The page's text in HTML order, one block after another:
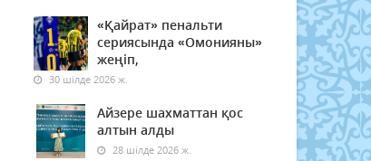
«Қайрат» пенальти
сериясында «Омонияны»
жеңіп,
30 шілде 2026 ж.
Айзере шахматтан қос
алтын алды
28 шілде 2026 ж.